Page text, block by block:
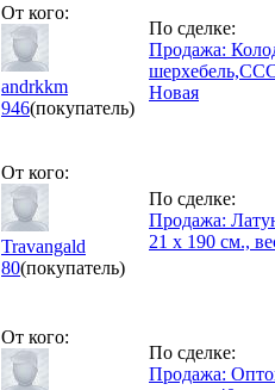
От кого:
andrkkm
946(покупатель)
По сделке:
Продажа:
Новая
От кого:
Travangald
80(покупатель)
По сделке:
Продажа:
21 х 190 см.,
От кого:
По сделке:
Продажа: